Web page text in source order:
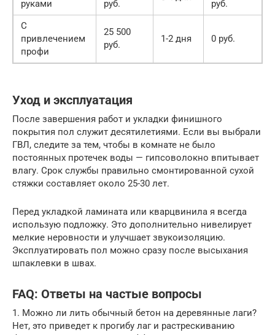
руками
руб.
руб.
С
привлечением
профи
25 500
руб.
1-2 дня 0 руб.
Уход и эксплуатация
После завершения работ и укладки финишного
покрытия пол служит десятилетиями. Если вы выбрали
ГВЛ, следите за тем, чтобы в комнате не было
постоянных протечек воды — гипсоволокно впитывает
влагу. Срок службы правильно смонтированной сухой
стяжки составляет около 25-30 лет.
Перед укладкой ламината или кварцвинила я всегда
использую подложку. Это дополнительно нивелирует
мелкие неровности и улучшает звукоизоляцию.
Эксплуатировать пол можно сразу после высыхания
шпаклевки в швах.
FAQ: Ответы на частые вопросы
1. Можно ли лить обычный бетон на деревянные лаги?
Нет, это приведет к прогибу лаг и растрескиванию